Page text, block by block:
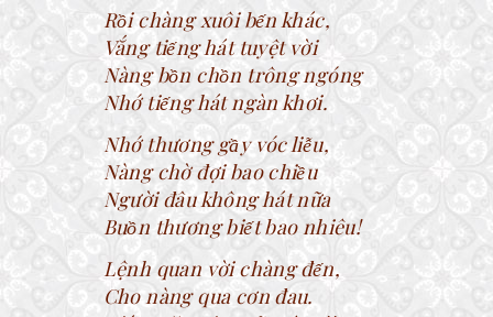
Rồi chàng xuôi bến khác,
Vắng tiếng hát tuyệt vời
Nàng bồn chồn trông ngóng
Nhớ tiếng hát ngàn khơi.
Nhớ thương gầy vóc liễu,
Nàng chờ đợi bao chiều
Người đâu không hát nữa
Buồn thương biết bao nhiêu!
Lệnh quan vời chàng đến,
Cho nàng qua cơn đau.